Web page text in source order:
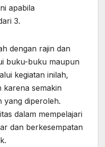
apabila
3.
dengan rajin dan
buku-buku maupun
kegiatan inilah,
karena semakin
yang diperoleh.
dalam mempelajari
dan berkesempatan